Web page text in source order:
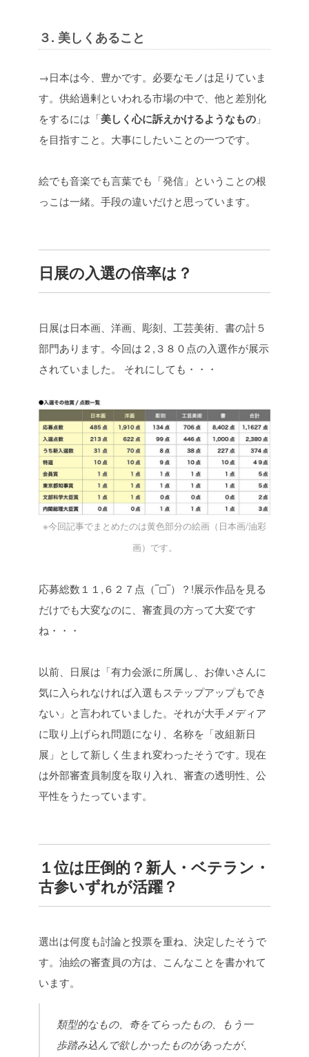
３. 美しくあること
→日本は今、豊かです。必要なモノは足りていま
す。供給過剰といわれる市場の中で、他と差別化
をするには「美しく心に訴えかけるようなもの 」
を目指すこと。大事にしたいことの一つです。
絵でも音楽でも言葉でも「発信」ということの根
っこは一緒。手段の違いだけと思っています。
日展の入選の倍率は？
日展は日本画、洋画、彫刻、工芸美術、書の計５
部門あります。今回は２,３８０点の入選作が展示
されていました。 それにしても・・・
※今回記事でまとめたのは黄色部分の絵画（日本画/油彩
画）です。
応募総数１１,６２７点（‾◻︎‾）？!展示作品を見る
だけでも大変なのに、審査員の方って大変です
ね・・・
以前、日展は「有力会派に所属し、お偉いさんに
気に入られなければ入選もステップアップもでき
ない」と言われていました。それが大手メディア
に取り上げられ問題になり、名称を「改組新日
展」として新しく生まれ変わったそうです。現在
は外部審査員制度を取り入れ、審査の透明性、公
平性をうたっています。
１位は圧倒的？新人・ベテラン・
古参いずれが活躍？
選出は何度も討論と投票を重ね、決定したそうで
す。油絵の審査員の方は、こんなことを書かれて
います。
類型的なもの、奇をてらったもの、もう一
歩踏み込んで欲しかったものがあったが、